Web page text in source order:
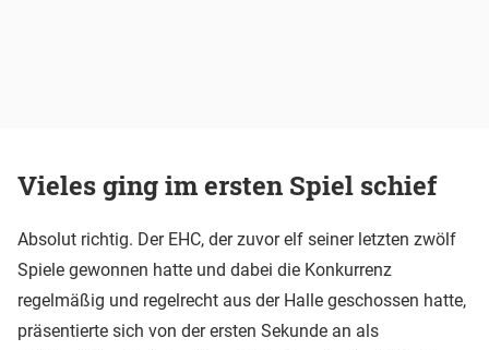
Vieles ging im ersten Spiel schief
Absolut richtig. Der EHC, der zuvor elf seiner letzten zwölf
Spiele gewonnen hatte und dabei die Konkurrenz
regelmäßig und regelrecht aus der Halle geschossen hatte,
präsentierte sich von der ersten Sekunde an als